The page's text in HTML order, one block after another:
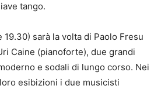
tango.
19.30) sarà la volta di Paolo Fresu
Caine (pianoforte), due grandi
e sodali di lungo corso. Nei
esibizioni i due musicisti